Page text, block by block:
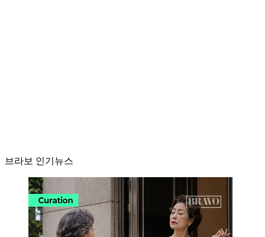
브라보 인기뉴스